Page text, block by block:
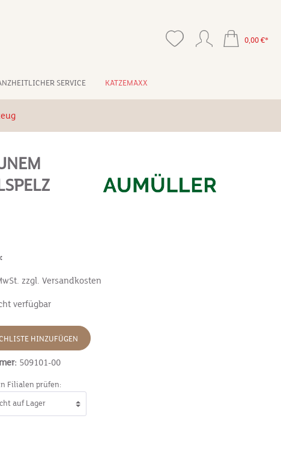
0,00 €*
SERVICE KATZEMAXX
zzgl. Versandkosten
verfügbar
HINZUFÜGEN
509101-00
Filialen prüfen: